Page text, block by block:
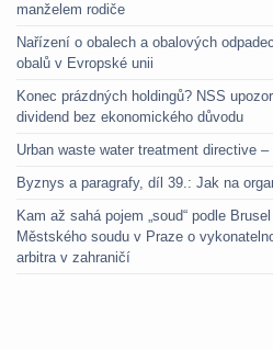
manželem rodiče
Nařízení o obalech a obalových
obalů v Evropské unii
Konec prázdných holdingů? NSS
dividend bez ekonomického důvodu
Urban waste water treatment directive
Byznys a paragrafy, díl 39.: Jak na
Kam až sahá pojem „soud“ podle
Městského soudu v Praze o
arbitra v zahraničí